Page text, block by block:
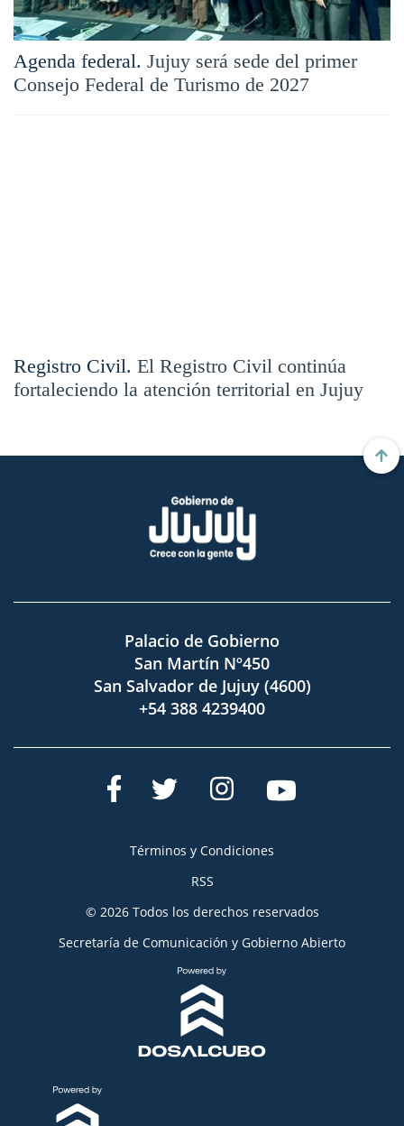
Agenda federal. Jujuy será sede del primer
Consejo Federal de Turismo de 2027
Registro Civil. El Registro Civil continúa
fortaleciendo la atención territorial en Jujuy
Palacio de Gobierno
San Martín Nº450
San Salvador de Jujuy (4600)
+54 388 4239400
Términos y Condiciones
RSS
© 2026 Todos los derechos reservados
Secretaría de Comunicación y Gobierno Abierto